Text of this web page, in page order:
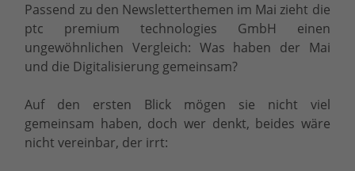
Passend zu den Newsletterthemen im Mai zieht die
ptc premium technologies GmbH einen
ungewöhnlichen Vergleich: Was haben der Mai
und die Digitalisierung gemeinsam?
Auf den ersten Blick mögen sie nicht viel
gemeinsam haben, doch wer denkt, beides wäre
nicht vereinbar, der irrt: